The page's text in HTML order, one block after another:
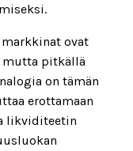
ovat
mutta pitkällä
on tämän
erottamaan
likviditeetin